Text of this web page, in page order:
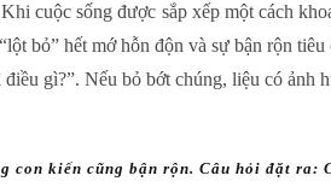
cuộc sống được sắp xếp một cách
bỏ” hết mớ hỗn độn và sự bận rộn
gì?”. Nếu bỏ bớt chúng, liệu có ảnh
con kiến ​​cũng bận rộn. Câu hỏi đặt ra: